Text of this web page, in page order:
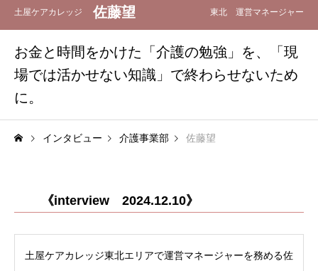
土屋ケアカレッジ 佐藤望 東北 運営マネージャー
お金と時間をかけた「介護の勉強」を、「現
場では活かせない知識」で終わらせないため
に。
インタビュー 介護事業部 佐藤望
《interview 2024.12.10》
土屋ケアカレッジ東北エリアで運営マネージャーを務める佐